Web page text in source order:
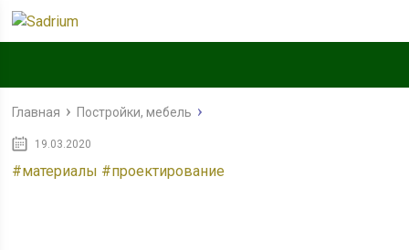
Главная Постройки, мебель
19.03.2020
#материалы #проектирование